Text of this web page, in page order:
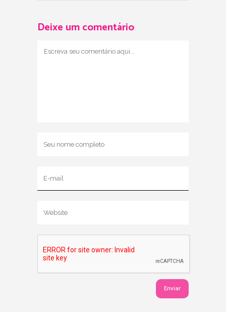
Deixe um comentário